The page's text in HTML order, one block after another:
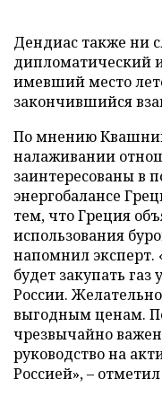
Дендиас также ни
дипломатический
имевший место
закончившийся
По мнению
налаживании
заинтересованы в
энергобалансе
тем, что Греция
использования
напомнил эксперт.
будет закупать газ
России.
выгодным ценам.
чрезвычайно важен
руководство на
Россией», –